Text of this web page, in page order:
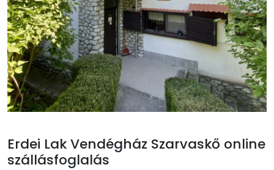
Erdei Lak Vendégház Szarvaskő online
szállásfoglalás